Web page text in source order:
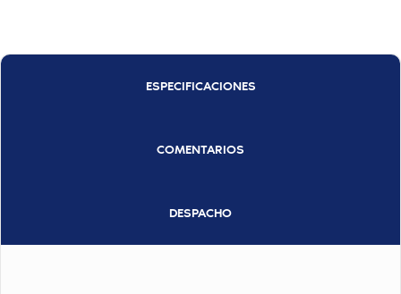
ESPECIFICACIONES
COMENTARIOS
DESPACHO